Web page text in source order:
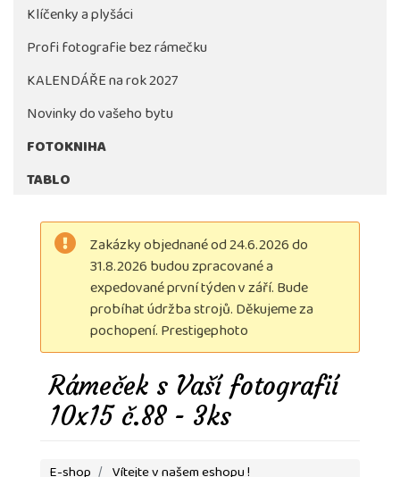
Klíčenky a plyšáci
Profi fotografie bez rámečku
KALENDÁŘE na rok 2027
Novinky do vašeho bytu
FOTOKNIHA
TABLO
Zakázky objednané od 24.6.2026 do
31.8.2026 budou zpracované a
expedované první týden v září. Bude
probíhat údržba strojů. Děkujeme za
pochopení. Prestigephoto
Rámeček s Vaší fotografií
10x15 č.88 - 3ks